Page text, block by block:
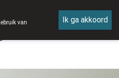
van
Ik ga akkoord